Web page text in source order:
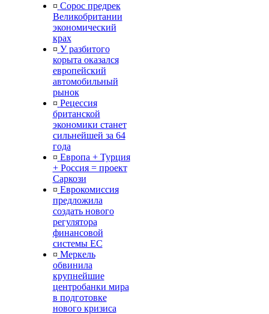
¤ Сорос предрек
Великобритании
экономический
крах
¤ У разбитого
корыта оказался
европейский
автомобильный
рынок
¤ Рецессия
британской
экономики станет
сильнейшей за 64
года
¤ Европа + Турция
+ Россия = проект
Саркози
¤ Еврокомиссия
предложила
создать нового
регулятора
финансовой
системы ЕС
¤ Меркель
обвинила
крупнейшие
центробанки мира
в подготовке
нового кризиса